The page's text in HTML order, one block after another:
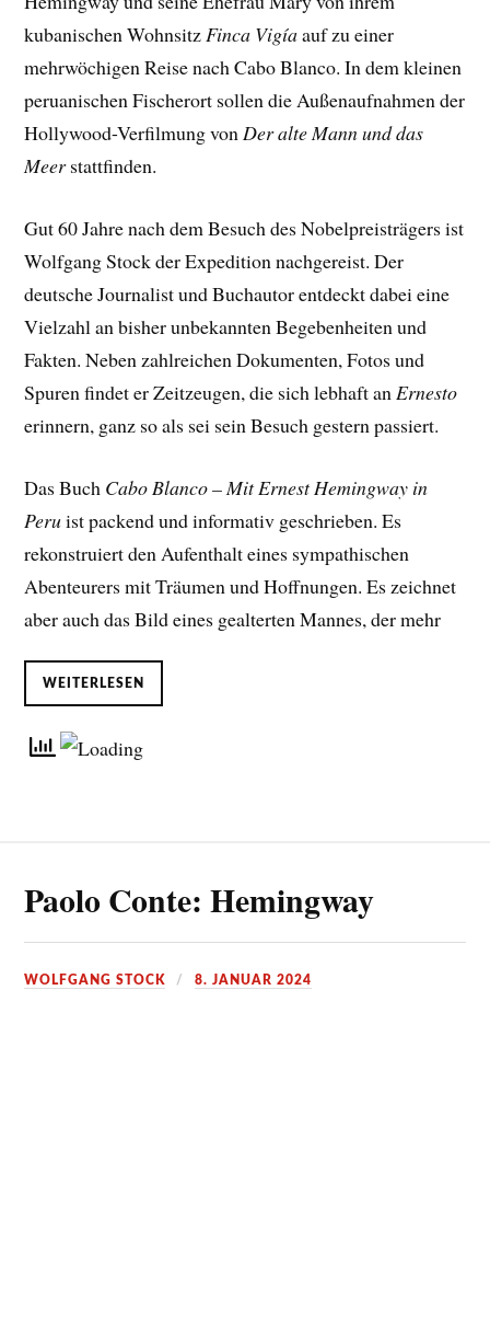
kubanischen WohnsitzFinca Vigíaauf zu einer
mehrwöchigen Reise nach Cabo Blanco. In dem kleinen
peruanischen Fischerort sollen die Außenaufnahmen der
Hollywood-Verfilmung vonDer alte Mann und das
Meerstattfinden.
Gut 60 Jahre nach dem Besuch des Nobelpreisträgers ist
Wolfgang Stock der Expedition nachgereist. Der
deutsche Journalist und Buchautor entdeckt dabei eine
Vielzahl an bisher unbekannten Begebenheiten und
Fakten. Neben zahlreichen Dokumenten, Fotos und
Spuren findet er Zeitzeugen, die sich lebhaft anErnesto
erinnern, ganz so als sei sein Besuch gestern passiert.
Das Buch Cabo Blanco – Mit Ernest Hemingway in
Peruist packend und informativ geschrieben. Es
rekonstruiert den Aufenthalt eines sympathischen
Abenteurers mit Träumen und Hoffnungen. Es zeichnet
aber auch das Bild eines gealterten Mannes, der mehr
WEITERLESEN
Paolo Conte: Hemingway
WOLFGANG STOCK 8. JANUAR 2024